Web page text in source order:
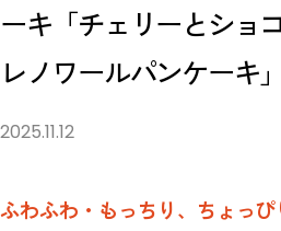
ーキ「チェリーとショ
レノワールパンケーキ
2025.11.12
ふわふわ・もっちり、ちょっ